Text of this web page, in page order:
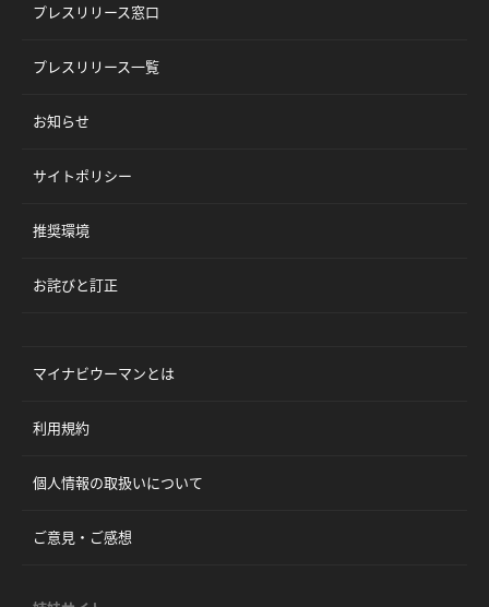
プレスリリース窓口
プレスリリース一覧
お知らせ
サイトポリシー
推奨環境
お詫びと訂正
マイナビウーマンとは
利用規約
個人情報の取扱いについて
ご意見・ご感想